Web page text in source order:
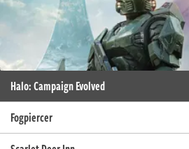
Halo: Campaign Evolved
Fogpiercer